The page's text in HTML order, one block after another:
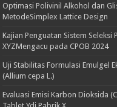
Optimasi Polivinil Alkohol dan
MetodeSimplex Lattice Design
Kajian Penguatan Sistem Seleksi
XYZMengacu pada CPOB 2024
Uji Stabilitas Formulasi Emulgel
(Allium cepa L.)
Evaluasi Emisi Karbon Dioksida